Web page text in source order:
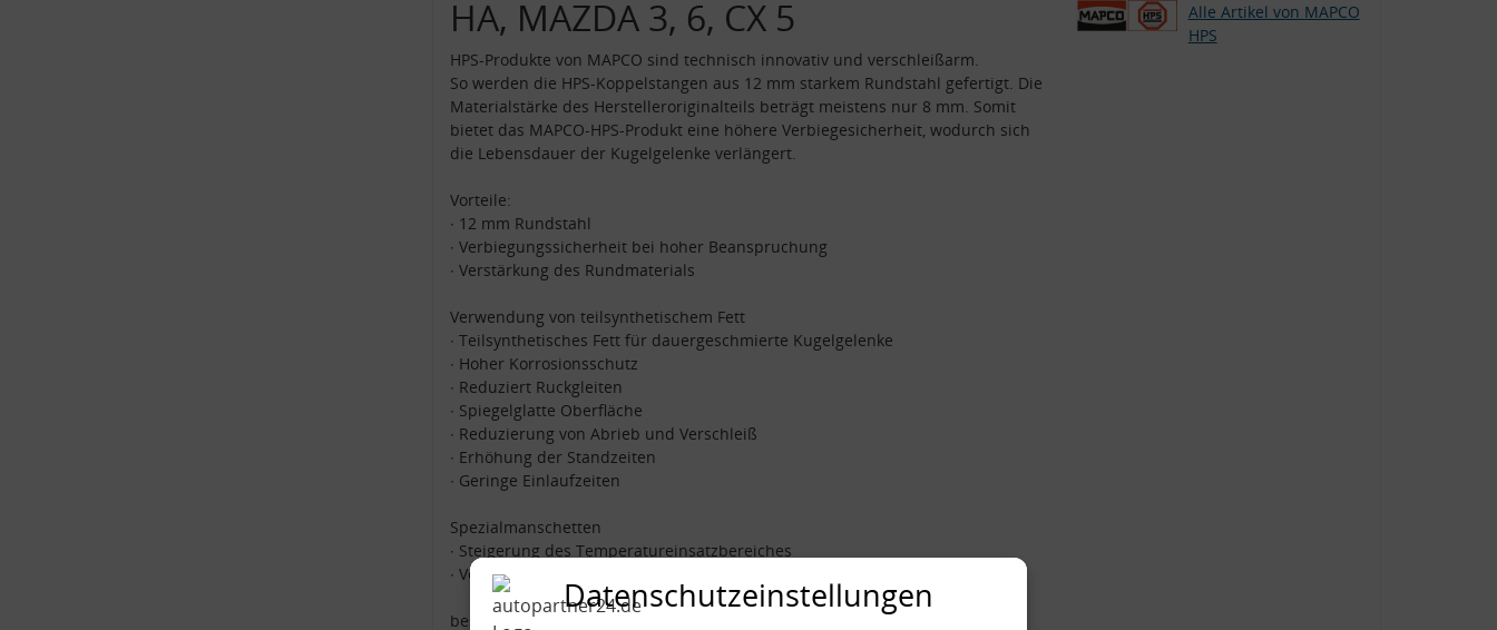
HA, MAZDA 3, 6, CX 5
HPS-Produkte von MAPCO sind technisch innovativ und verschleißarm.
So werden die HPS-Koppelstangen aus 12 mm starkem Rundstahl gefertigt. Die
Materialstärke des Herstelleroriginalteils beträgt meistens nur 8 mm. Somit
bietet das MAPCO-HPS-Produkt eine höhere Verbiegesicherheit, wodurch sich
die Lebensdauer der Kugelgelenke verlängert.
Vorteile:
∙ 12 mm Rundstahl
∙ Verbiegungssicherheit bei hoher Beanspruchung
∙ Verstärkung des Rundmaterials
Verwendung von teilsynthetischem Fett
∙ Teilsynthetisches Fett für dauergeschmierte Kugelgelenke
∙ Hoher Korrosionsschutz
∙ Reduziert Ruckgleiten
∙ Spiegelglatte Oberfläche
∙ Reduzierung von Abrieb und Verschleiß
∙ Erhöhung der Standzeiten
∙ Geringe Einlaufzeiten
Spezialmanschetten
∙ Steigerung des Temperatureinsatzbereiches
∙ Verbesserte Haltbarkeit der Manschetten
bestehend aus:
Alle Artikel von MAPCO
HPS
Datenschutzeinstellungen